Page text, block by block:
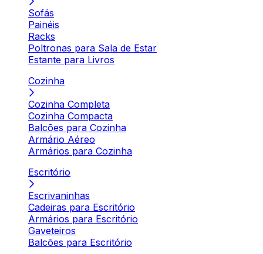
Sofás
Painéis
Racks
Poltronas para Sala de Estar
Estante para Livros
Cozinha
Cozinha Completa
Cozinha Compacta
Balcões para Cozinha
Armário Aéreo
Armários para Cozinha
Escritório
Escrivaninhas
Cadeiras para Escritório
Armários para Escritório
Gaveteiros
Balcões para Escritório